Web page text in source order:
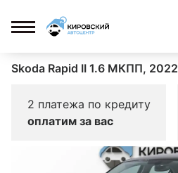
Skoda Rapid II 1.6 МКПП, 2022
2 платежа по кредиту
оплатим за вас